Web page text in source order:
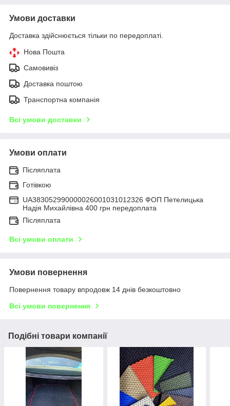
Умови доставки
Доставка здійснюється тільки по передоплаті.
Нова Пошта
Самовивіз
Доставка поштою
Транспортна компанія
Всі умови доставки
Умови оплати
Післяплата
Готівкою
UA383052990000026001031012326 ФОП Петелицька
Надія Михайлівна 400 грн передоплата
Післяплата
Всі умови оплати
Умови повернення
Повернення товару впродовж 14 днів безкоштовно
Всі умови повернення
Подібні товари компанії